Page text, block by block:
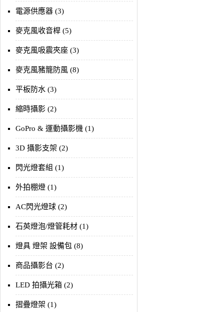
電源供應器 (3)
麥克風收音桿 (5)
麥克風吸震夾座 (3)
麥克風豬籠防風 (8)
平板防水 (3)
縮時攝影 (2)
GoPro & 運動攝影機 (1)
3D 攝影支架 (2)
閃光燈套組 (1)
外拍棚燈 (1)
AC閃光燈球 (2)
石英燈泡/燈管耗材 (1)
燈具 燈架 設備包 (8)
商品攝影台 (2)
LED 拍攝光箱 (2)
摺疊燈架 (1)